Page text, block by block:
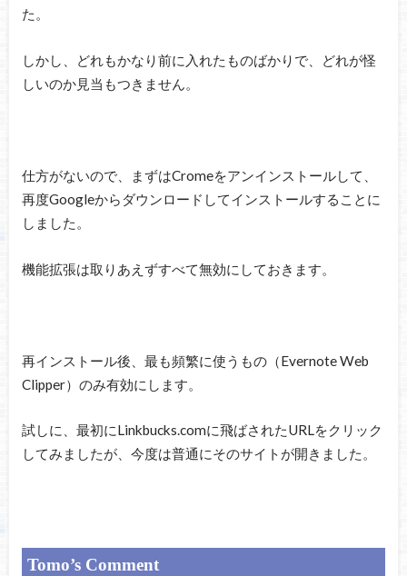
た。
しかし、どれもかなり前に入れたものばかりで、どれが怪
しいのか見当もつきません。
仕方がないので、まずはCromeをアンインストールして、
再度Googleからダウンロードしてインストールすることに
しました。
機能拡張は取りあえずすべて無効にしておきます。
再インストール後、最も頻繁に使うもの（Evernote Web
Clipper）のみ有効にします。
試しに、最初にLinkbucks.comに飛ばされたURLをクリック
してみましたが、今度は普通にそのサイトが開きました。
Tomo’s Comment